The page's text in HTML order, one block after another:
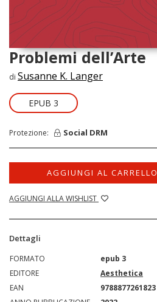
Problemi dell’Arte
di Susanne K. Langer
EPUB 3
Protezione: Social DRM
AGGIUNGI AL CARRELLO
AGGIUNGI ALLA WISHLIST
Dettagli
FORMATO
epub 3
EDITORE
Aesthetica
EAN
9788877261823